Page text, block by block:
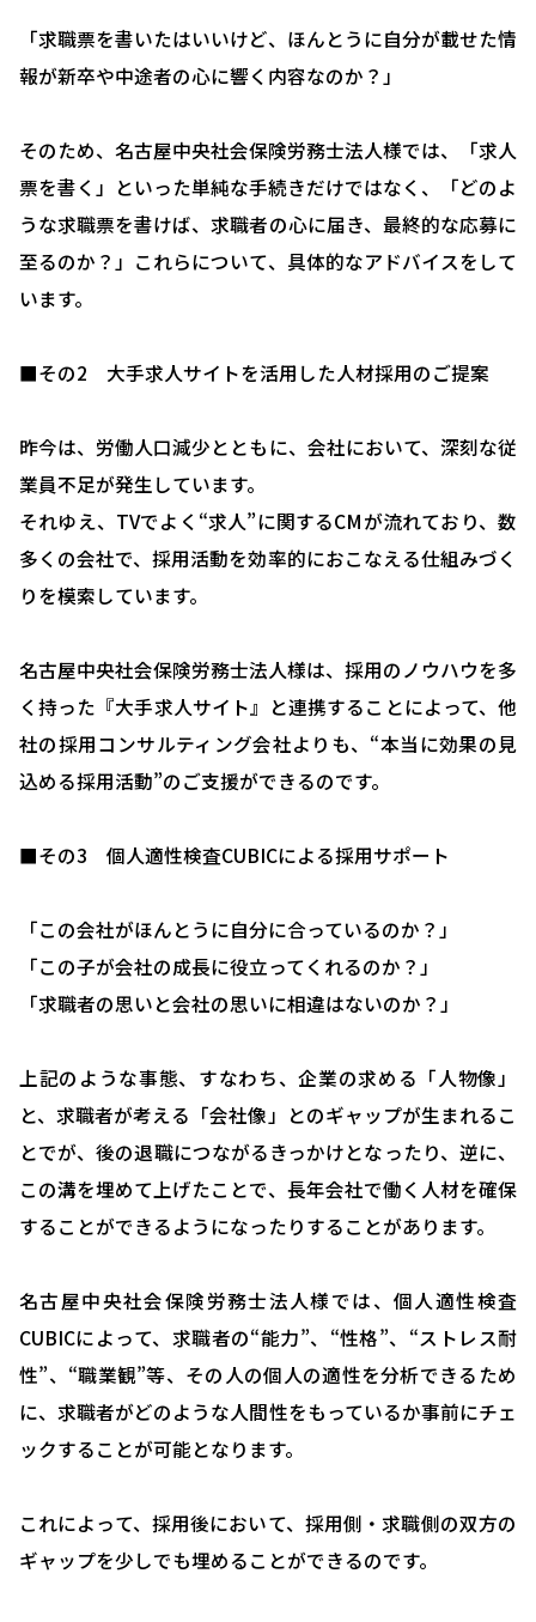
HOME
選ばれる理由
助成金について
就業規則について
採用コンサルティング
確定拠出型年金について
労務システム管理について
お客様の声
会社概要
お問い合わせ・相談予約
「求職票を書いたはいいけど、ほんとうに自分が載せた情
報が新卒や中途者の心に響く内容なのか？」
そのため、名古屋中央社会保険労務士法人様では、「求人
票を書く」といった単純な手続きだけではなく、「どのよ
うな求職票を書けば、求職者の心に届き、最終的な応募に
至るのか？」これらについて、具体的なアドバイスをして
います。
■その2 大手求人サイトを活用した人材採用のご提案
昨今は、労働人口減少とともに、会社において、深刻な従
業員不足が発生しています。
それゆえ、TVでよく“求人”に関するCMが流れており、数
多くの会社で、採用活動を効率的におこなえる仕組みづく
りを模索しています。
名古屋中央社会保険労務士法人様は、採用のノウハウを多
く持った『大手求人サイト』と連携することによって、他
社の採用コンサルティング会社よりも、“本当に効果の見
込める採用活動”のご支援ができるのです。
■その3 個人適性検査CUBICによる採用サポート
「この会社がほんとうに自分に合っているのか？」
「この子が会社の成長に役立ってくれるのか？」
「求職者の思いと会社の思いに相違はないのか？」
上記のような事態、すなわち、企業の求める「人物像」
と、求職者が考える「会社像」とのギャップが生まれるこ
とでが、後の退職につながるきっかけとなったり、逆に、
この溝を埋めて上げたことで、長年会社で働く人材を確保
することができるようになったりすることがあります。
名古屋中央社会保険労務士法人様では、個人適性検査
CUBICによって、求職者の“能力”、“性格”、“ストレス耐
性”、“職業観”等、その人の個人の適性を分析できるため
に、求職者がどのような人間性をもっているか事前にチェ
ックすることが可能となります。
これによって、採用後において、採用側・求職側の双方の
ギャップを少しでも埋めることができるのです。